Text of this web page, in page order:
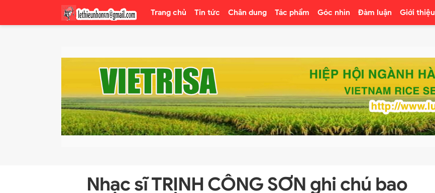
Trang chủ Tin tức Chân dung Tác phẩm Góc nhìn Đàm luận Giới thiệu
Nhạc sĩ TRỊNH CÔNG SƠN ghi chú bao